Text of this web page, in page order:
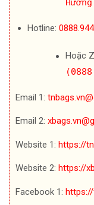
Hotline:
Hoặc
Email 1:
Email 2:
Website 1: https://
Website 2: https://
Facebook 1: